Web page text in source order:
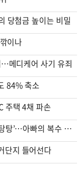
당첨금 높이는 비밀
이나
메디케어 사기 유죄
84% 축소
주택 4채 파손
“내 딸 건드렸지” 성폭행범 유인해 ‘탕탕’…아빠의 복수 결말
단지 들어선다